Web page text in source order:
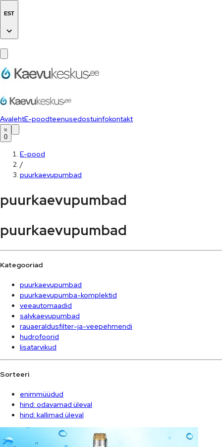
EST
AvalehtE-poodteenusedostuinfokontakt
0
E-pood
/
puurkaevupumbad
puurkaevupumbad
puurkaevupumbad
Kategooriad
puurkaevupumbad
puurkaevupumba-komplektid
veeautomaadid
salvkaevupumbad
rauaeraldusfilter-ja-veepehmendi
hudrofoorid
lisatarvikud
Sorteeri
enimmüüdud
hind: odavamad üleval
hind: kallimad üleval